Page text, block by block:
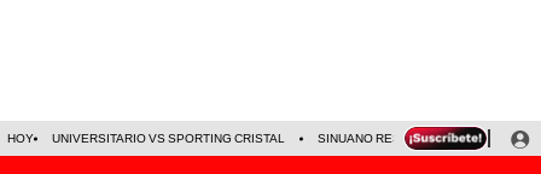
HOY UNIVERSITARIO VS SPORTING CRISTAL SINUANO RESULTADOS HOY